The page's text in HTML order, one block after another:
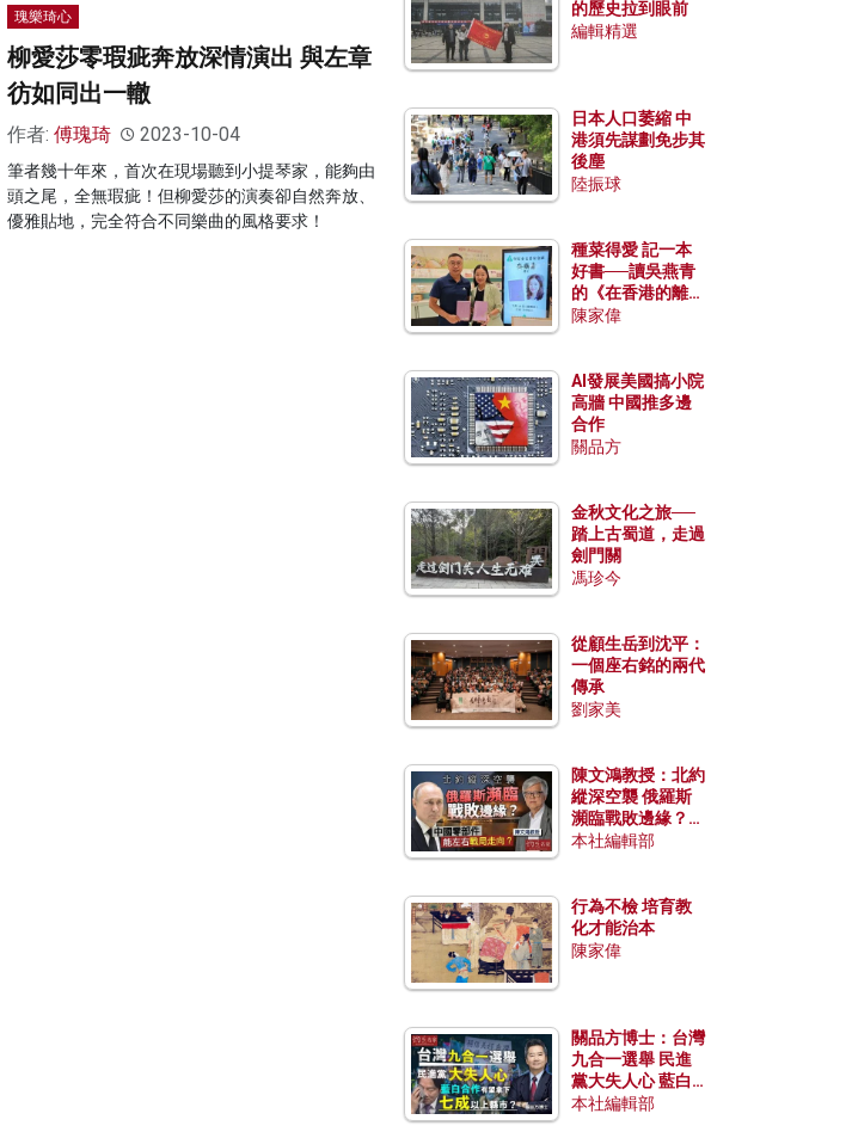
瑰樂琦心
柳愛莎零瑕疵奔放深情演出 與左章
彷如同出一轍
作者: 傅瑰琦 2023-10-04
筆者幾十年來，首次在現場聽到小提琴家，能夠由
頭之尾，全無瑕疵！但柳愛莎的演奏卻自然奔放、
優雅貼地，完全符合不同樂曲的風格要求！
的歷史拉到眼前
編輯精選
日本人口萎縮 中
港須先謀劃免步其
後塵
陸振球
種菜得愛 記一本
好書──讀吳燕青
的《在香港的離島
種菜》
陳家偉
AI發展美國搞小院
高牆 中國推多邊
合作
關品方
金秋文化之旅──
踏上古蜀道，走過
劍門關
馮珍今
從顧生岳到沈平：
一個座右銘的兩代
傳承
劉家美
陳文鴻教授：北約
縱深空襲 俄羅斯
瀕臨戰敗邊緣？中
國零部件能左右戰
本社編輯部
行為不檢 培育教
化才能治本
陳家偉
關品方博士：台灣
九合一選舉 民進
黨大失人心 藍白
合作有望拿下七成
本社編輯部